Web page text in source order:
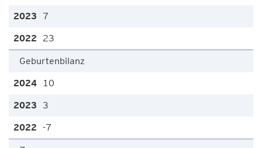
7
23
Geburtenbilanz
10
3
-7